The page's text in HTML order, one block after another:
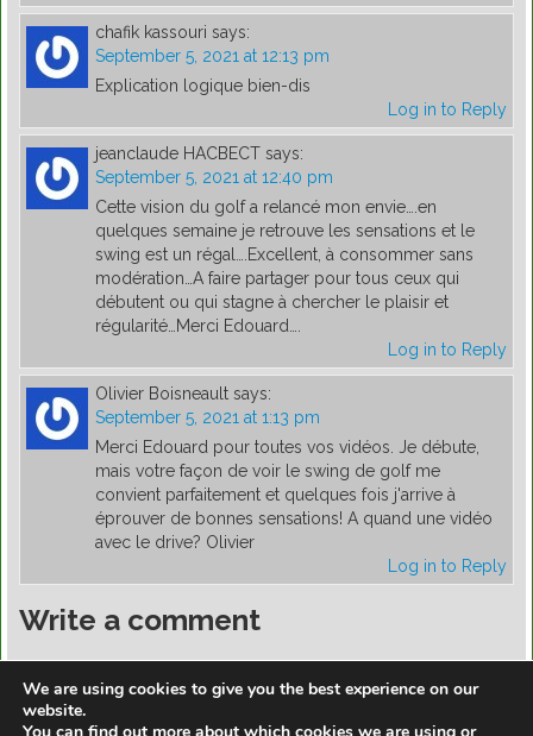
chafik kassouri says:
September 5, 2021 at 12:13 pm
Explication logique bien-dis
Log in to Reply
jeanclaude HACBECT says:
September 5, 2021 at 12:40 pm
Cette vision du golf a relancé mon envie….en
quelques semaine je retrouve les sensations et le
swing est un régal….Excellent, à consommer sans
modération…A faire partager pour tous ceux qui
débutent ou qui stagne à chercher le plaisir et
régularité…Merci Edouard….
Log in to Reply
Olivier Boisneault says:
September 5, 2021 at 1:13 pm
Merci Edouard pour toutes vos vidéos. Je débute,
mais votre façon de voir le swing de golf me
convient parfaitement et quelques fois j'arrive à
éprouver de bonnes sensations! A quand une vidéo
avec le drive? Olivier
Log in to Reply
Write a comment
We are using cookies to give you the best experience on our
website.